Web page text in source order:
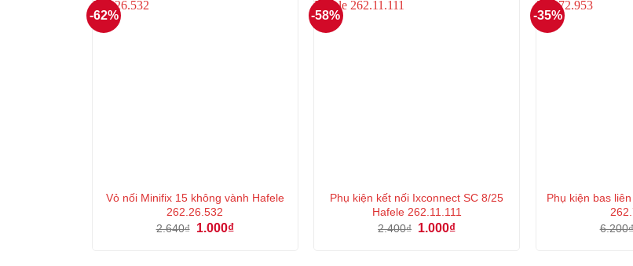
-62%
Vỏ nối Minifix 15 không vành Hafele
262.26.532
2.640₫ Giá
1.000₫Giá
-58%
Phụ kiện kết nối Ixconnect SC 8/25
Hafele 262.11.111
2.400₫ Giá
1.000₫Giá
-35%
Phụ kiện bas
6.200₫